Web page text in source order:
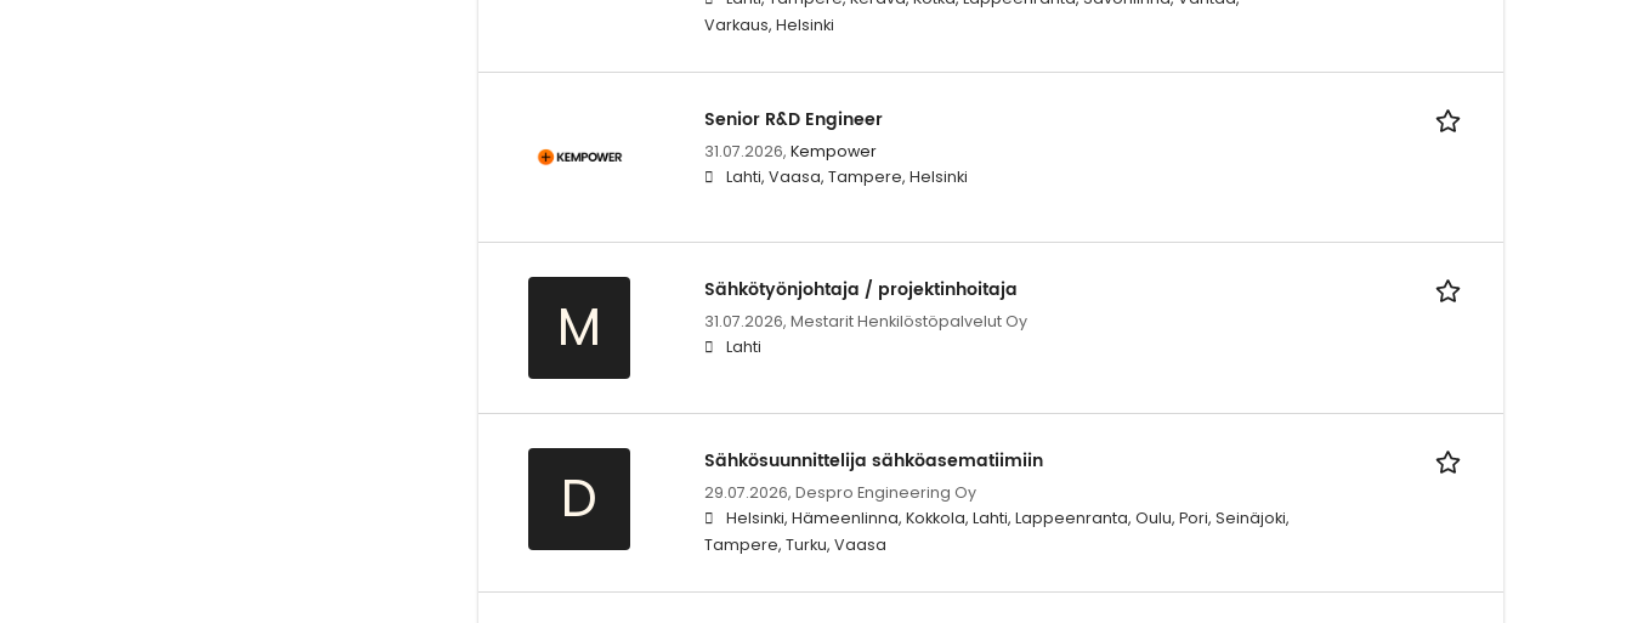
Varkaus, Helsinki
Senior R&D Engineer
31.07.2026, Kempower
Lahti, Vaasa, Tampere, Helsinki
M
Sähkötyönjohtaja / projektinhoitaja
31.07.2026, Mestarit Henkilöstöpalvelut Oy
Lahti
D
Sähkösuunnittelija sähköasematiimiin
29.07.2026, Despro Engineering Oy
Helsinki, Hämeenlinna, Kokkola, Lahti, Lappeenranta, Oulu, Pori, Seinäjoki,
Tampere, Turku, Vaasa